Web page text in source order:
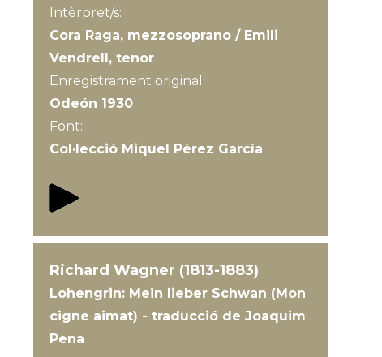
Intèrpret/s:
Cora Raga, mezzosoprano / Emili
Vendrell, tenor
Enregistrament original:
Odeón 1930
Font:
Col·lecció Miquel Pérez García
Richard Wagner (1813-1883)
Lohengrin: Mein lieber Schwan (Mon
cigne aimat) - traducció de Joaquim
Pena